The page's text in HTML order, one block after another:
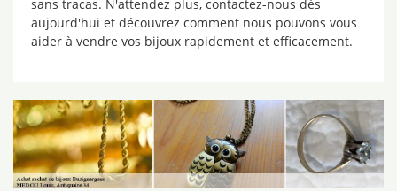
sans tracas. N'attendez plus, contactez-nous dès
aujourd'hui et découvrez comment nous pouvons vous
aider à vendre vos bijoux rapidement et efficacement.